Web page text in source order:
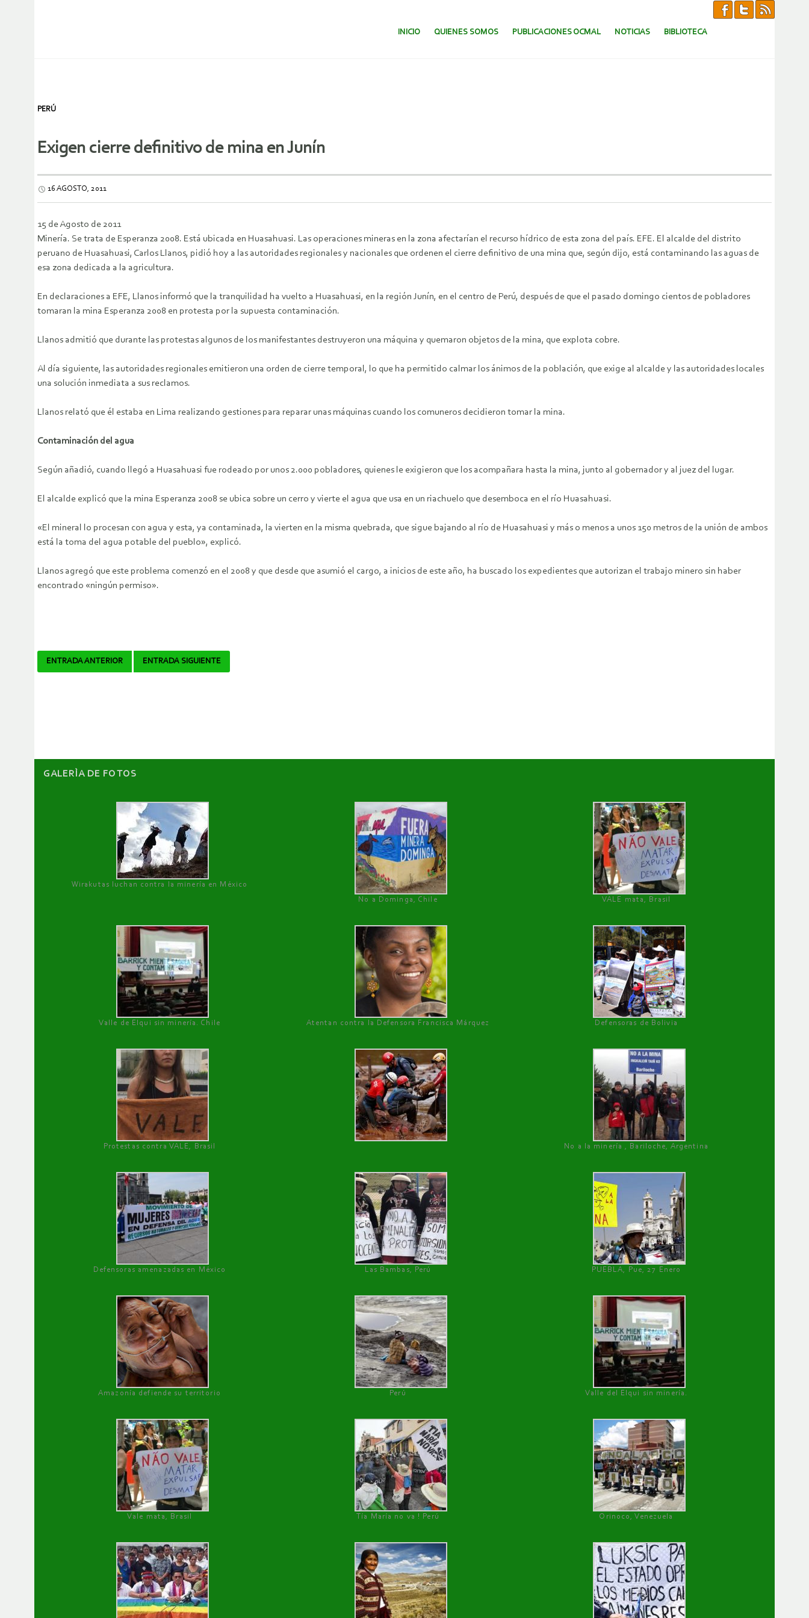
SALTAR AL CONTENIDO.
INICIO QUIENES SOMOS PUBLICACIONES OCMAL NOTICIAS BIBLIOTECA
PERÚ
Exigen cierre definitivo de mina en Junín
16 AGOSTO, 2011
15 de Agosto de 2011
Minería. Se trata de Esperanza 2008. Está ubicada en Huasahuasi. Las operaciones mineras en la zona afectarían el recurso hídrico de esta zona del país. EFE. El alcalde del distrito
peruano de Huasahuasi, Carlos Llanos, pidió hoy a las autoridades regionales y nacionales que ordenen el cierre definitivo de una mina que, según dijo, está contaminando las aguas de
esa zona dedicada a la agricultura.
En declaraciones a EFE, Llanos informó que la tranquilidad ha vuelto a Huasahuasi, en la región Junín, en el centro de Perú, después de que el pasado domingo cientos de pobladores
tomaran la mina Esperanza 2008 en protesta por la supuesta contaminación.
Llanos admitió que durante las protestas algunos de los manifestantes destruyeron una máquina y quemaron objetos de la mina, que explota cobre.
Al día siguiente, las autoridades regionales emitieron una orden de cierre temporal, lo que ha permitido calmar los ánimos de la población, que exige al alcalde y las autoridades locales
una solución inmediata a sus reclamos.
Llanos relató que él estaba en Lima realizando gestiones para reparar unas máquinas cuando los comuneros decidieron tomar la mina.
Contaminación del agua
Según añadió, cuando llegó a Huasahuasi fue rodeado por unos 2.000 pobladores, quienes le exigieron que los acompañara hasta la mina, junto al gobernador y al juez del lugar.
El alcalde explicó que la mina Esperanza 2008 se ubica sobre un cerro y vierte el agua que usa en un riachuelo que desemboca en el río Huasahuasi.
«El mineral lo procesan con agua y esta, ya contaminada, la vierten en la misma quebrada, que sigue bajando al río de Huasahuasi y más o menos a unos 150 metros de la unión de ambos
está la toma del agua potable del pueblo», explicó.
Llanos agregó que este problema comenzó en el 2008 y que desde que asumió el cargo, a inicios de este año, ha buscado los expedientes que autorizan el trabajo minero sin haber
encontrado «ningún permiso».
Navegador
ENTRADA ANTERIOR ENTRADA SIGUIENTE
GALERÌA DE FOTOS
Wirakutas luchan contra la minería en México
No a Dominga, Chile
VALE mata, Brasil
Valle de Elqui sin minería. Chile Atentan contra la Defensora Francisca Márquez Defensoras de Bolivia
Protestas contra VALE, Brasil No a la minería , Bariloche, Argentina
Defensoras amenazadas en México Las Bambas, Perú PUEBLA, Pue, 27 Enero
Amazonía defiende su territorio Perú Valle del Elqui sin minería.
Vale mata, Brasil Tía María no va ! Perú Orinoco, Venezuela